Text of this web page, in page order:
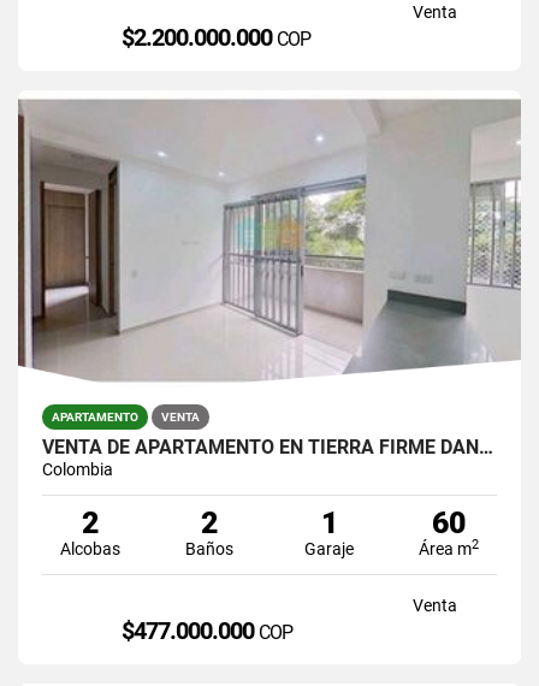
Venta
$2.200.000.000 COP
APARTAMENTO VENTA
VENTA DE APARTAMENTO EN TIERRA FIRME DAN GERMAN
Colombia
2
Alcobas
2
Baños
1
Garaje
60
Área m2
Venta
$477.000.000 COP